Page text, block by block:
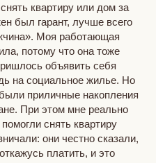
квартиру или дом за
был гарант, лучше всего
Моя работающая
потому что она тоже
объявить себя
на социальное жилье. Но
приличные накопления
При этом мне реально
снять квартиру
они честно сказали,
платить, и это